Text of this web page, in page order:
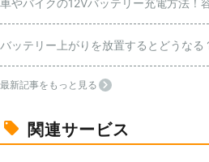
車やバイクの12Vバッテリー充電方法！
バッテリー上がりを放置するとどうな
最新記事をもっと見る
関連サービス